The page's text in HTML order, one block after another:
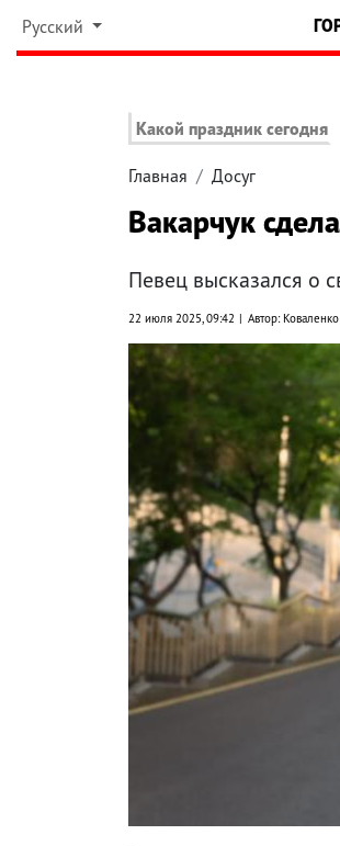
Русский
Какой праздник сегодня
Главная Досуг
Вакарчук
Певец высказался о
22 июля 2025, 09:42 Автор: